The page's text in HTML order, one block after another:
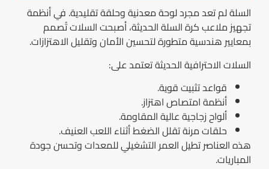
السلة لم تعد مجرد لوحة معدنية وحلقة تقليدية. في أنظمة
تجهيز ملاعب كرة السلة الحديثة، أصبحت السلات تُصمم
بمعايير هندسية متطورة لتحسين الأمان وتقليل الاهتزازات.
السلات الاحترافية الحديثة تعتمد على:
قواعد تثبيت قوية.
أنظمة امتصاص اهتزاز.
ألواح زجاجية عالية المقاومة.
حلقات مرنة تقلل الضغط أثناء اللعب العنيف.
هذه العناصر تطيل العمر التشغيلي للمعدات وتحسن جودة
المباريات.